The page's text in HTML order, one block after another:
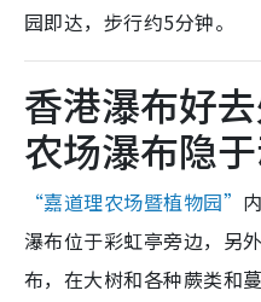
园即达，步行约5分钟。
香港瀑布好
农场瀑布隐
“嘉道理农场暨植物园”
瀑布位于彩虹亭旁边，另
布，在大树和各种蕨类和